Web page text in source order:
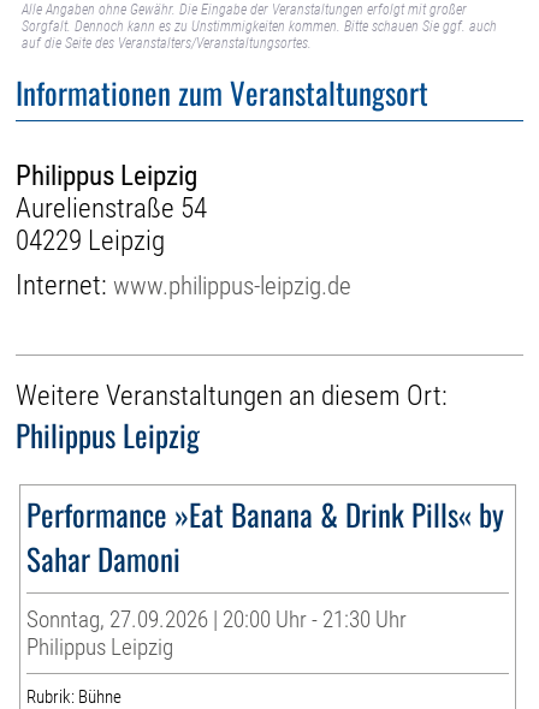
Alle Angaben ohne Gewähr. Die Eingabe der Veranstaltungen erfolgt mit großer
Sorgfalt. Dennoch kann es zu Unstimmigkeiten kommen. Bitte schauen Sie ggf. auch
auf die Seite des Veranstalters/Veranstaltungsortes.
Informationen zum Veranstaltungsort
Philippus Leipzig
Aurelienstraße 54
04229 Leipzig
Internet:www.philippus-leipzig.de
Weitere Veranstaltungen an diesem Ort:
Philippus Leipzig
Performance »Eat Banana & Drink Pills« by
Sahar Damoni
Sonntag, 27.09.2026 | 20:00 Uhr - 21:30 Uhr
Philippus Leipzig
Rubrik: Bühne